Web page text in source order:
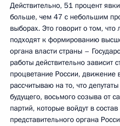
Действительно, 51 процент
больше, чем 47 с небольшим
выборах. Это говорит о том, что
подходят к формированию
органа власти страны –
работы действительно зависит
процветание России, движение
рассчитываю на то, что
будущего, восьмого созыва от
партий, которые войдут в
представительного органа